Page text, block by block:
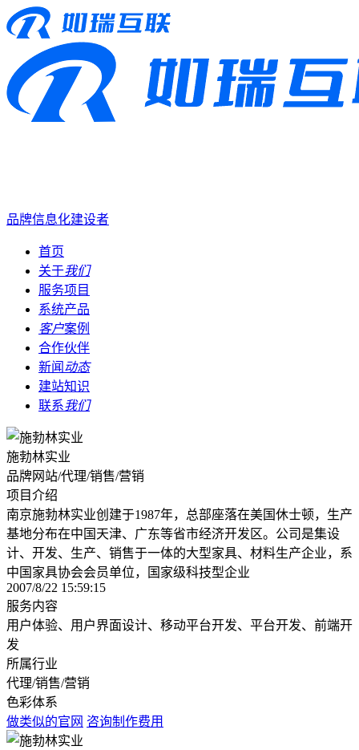
品牌信息化建设者
首页
关于我们
服务项目
系统产品
客户案例
合作伙伴
新闻 动态
建站知识
联系我们
施勃林实业
品牌网站/代理/销售/营销
项目介绍
南京施勃林实业创建于1987年，总部座落在美国休士顿，生产
基地分布在中国天津、广东等省市经济开发区。公司是集设
计、开发、生产、销售于一体的大型家具、材料生产企业，系
中国家具协会会员单位，国家级科技型企业
2007/8/22 15:59:15
服务内容
用户体验、用户界面设计、移动平台开发、平台开发、前端开
发
所属行业
代理/销售/营销
色彩体系
做类似的官网 咨询制作费用